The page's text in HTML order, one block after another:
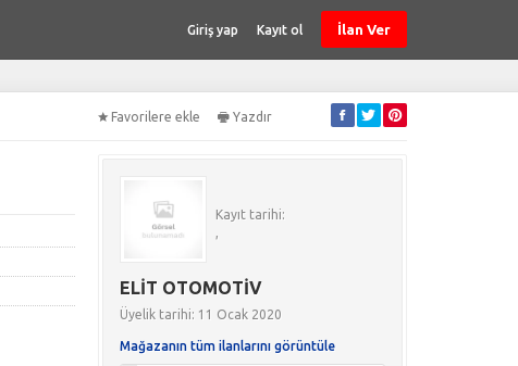
Giriş yap Kayıt ol İlan Ver
Favorilere ekle Yazdır
Kayıt tarihi:
,
ELİT OTOMOTİV
Üyelik tarihi: 11 Ocak 2020
Mağazanın tüm ilanlarını görüntüle